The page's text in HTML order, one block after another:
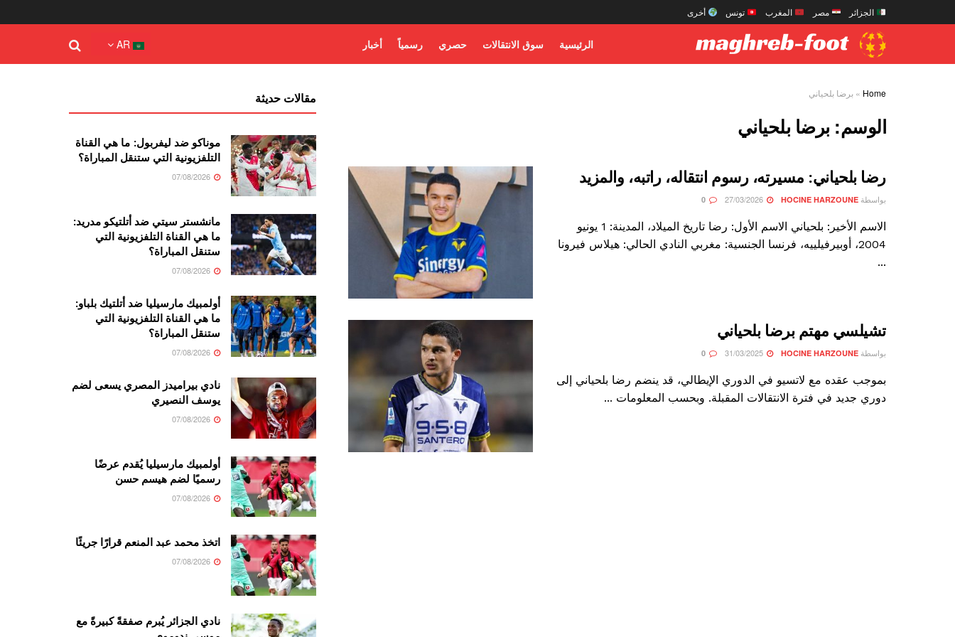
الجزائر مصر المغرب تونس أخرى
الرئيسية سوق الانتقالات حصري رسمياً أخبار AR
Home
» برضا بلحياني
الوسم: برضا بلحياني
رضا بلحياني: مسيرته، رسوم انتقاله، راتبه، والمزيد
بواسطة HOCINE HARZOUNE
الاسم الأخير: بلحياني الاسم الأول: رضا تاريخ الميلاد، المدينة: 1 يونيو
2004، أوبيرفيلييه، فرنسا الجنسية: مغربي النادي الحالي: هيلاس فيرونا
...
تشيلسي مهتم برضا بلحياني
بواسطة HOCINE HARZOUNE
بموجب عقده مع لاتسيو في الدوري الإيطالي، قد ينضم رضا بلحياني إلى
دوري جديد في فترة الانتقالات المقبلة. وبحسب المعلومات ...
مقالات حديثة
موناكو ضد ليفربول: ما هي القناة
التلفزيونية التي ستنقل المباراة؟
مانشستر سيتي ضد أتلتيكو مدريد:
ما هي القناة التلفزيونية التي
ستنقل المباراة؟
أولمبيك مارسيليا ضد أتلتيك بلباو:
ما هي القناة التلفزيونية التي
ستنقل المباراة؟
نادي بيراميدز المصري يسعى لضم
يوسف النصيري
أولمبيك مارسيليا يُقدم عرضًا
رسميًا لضم هيسم حسن
اتخذ محمد عبد المنعم قرارًا جريئًا
نادي الجزائر يُبرم صفقةً كبيرةً مع